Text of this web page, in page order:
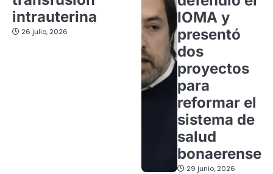
intrauterina
26 julio, 2026
IOMA y
presentó
dos
proyectos
para
reformar el
sistema de
salud
bonaerense
29 junio, 2026